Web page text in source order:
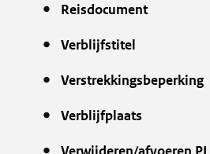
Reisdocument
Verblijfstitel
Verstrekkingsbeperking
Verblijfplaats